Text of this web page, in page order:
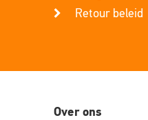
Retour beleid
Over ons